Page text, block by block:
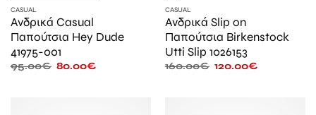
CASUAL
Ανδρικά Casual
Παπούτσια Hey Dude
41975-001
95.00€ 80.00€
CASUAL
Ανδρικά Slip on
Παπούτσια Birkenstock
Utti Slip 1026153
160.00€ 120.00€